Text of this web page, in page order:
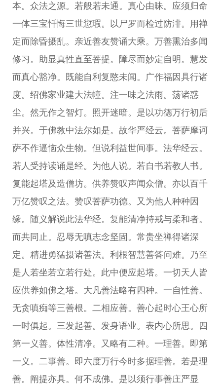
本。众法之源。若般若未通。真心由昧。应须归命
一体三宝忏悔三世愆瑕。以尸罗而检过防渄。用禅
定而除昏摄乱。亲近善友赞诵大乘。万善熏治多闻
修习。助显真性直至菩提。障尽而妙定自明。慧发
而真心豁净。既能自利复愍未闻。广作福因具行诸
度。绍佛家业建大法幢。注一味之法雨。荡诸惑
尘。然无作之智灯。照开迷暗。是以功德万行初后
并兴。于佛教中法尔如是。故华严经云。菩萨摩诃
萨不作逼恼众生物。但说利益世间事。法华经云。
若人受持读诵是经。为他人说。若自书若教人书。
复能起塔及造僧坊。供养赞叹声闻众僧。亦以百千
万亿赞叹之法。赞叹菩萨功德。又为他人种种因
缘。随义解说此法华经。复能清净持戒与柔和者。
而共同止。忍辱无嗔志念坚固。常贵坐禅得诸深
定。精进勇猛摄诸善法。利根智慧善答问难。乃至
是人若坐若立若行处。此中便应起塔。一切天人皆
应供养如佛之塔。大凡善法略有四种。一自性善。
无贪嗔痴等三善根。二相应善。善心起时心王心所
一时俱起。三发起善。发身语业。表内心所思。四
第一义善。体性清净。又略有二种。一理善。即第
一义。二事善。即六度万行今时多据理善。若是理
善。阐提亦具。何不成佛。是以须行事善庄严显